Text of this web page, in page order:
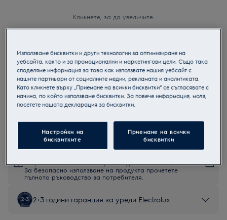
Кликнете, за да увеличите.
EOE8P39X
Пиролитична фурна
Инструкциите за безопасност и предупрежденията за
изброени в глава 1 и 2 на ръководството за потребителя.
За безопасно използване на продукта прочетете
пълното ръководство за потребителя.
2+3 години гаранция за уреди Electrolux
Използваме бисквитки и други технологии за оптимизиране на
уебсайта, както и за промоционални и маркетингови цели. Също така
споделяме информация за това как използвате нашия уебсайт с
нашите партньори от социалните медии, рекламата и аналитиката.
Като кликнете върху „Приемане на всички бисквитки“ се съгласявате с
начина, по който използваме бисквитки. За повече информация, моля,
посетете нашата декларация за бисквитки.
Настройки на
бисквитките
Приемане на всички
бисквитки